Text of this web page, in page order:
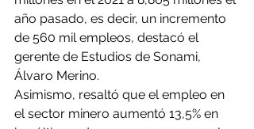
año pasado, es decir, un incremento
de 560 mil empleos, destacó el
gerente de Estudios de Sonami,
Álvaro Merino.
Asimismo, resaltó que el empleo en
el sector minero aumentó 13,5% en